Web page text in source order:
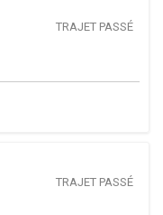
TRAJET PASSÉ
TRAJET PASSÉ